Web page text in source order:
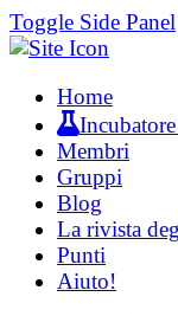
Toggle Side Panel
Home
Membri
Gruppi
Blog
La rivista
Punti
Aiuto!